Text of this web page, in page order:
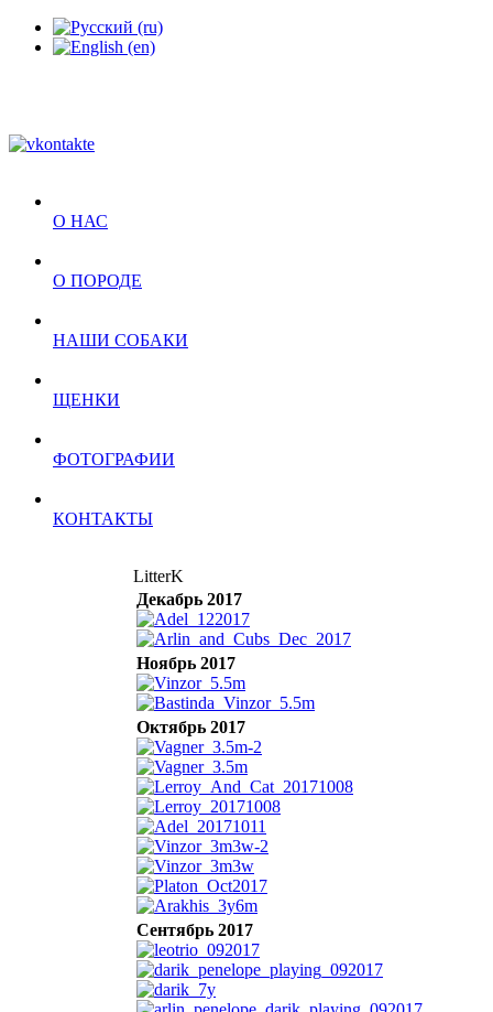
О НАС
О ПОРОДЕ
НАШИ СОБАКИ
ЩЕНКИ
ФОТОГРАФИИ
КОНТАКТЫ
LitterK
Декабрь 2017
Ноябрь 2017
Октябрь 2017
Сентябрь 2017